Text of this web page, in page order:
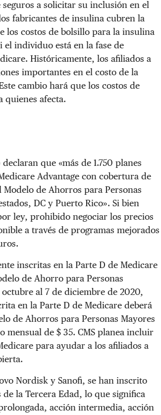
a solicitar su inclusión en el
fabricantes de insulina cubren la
los costos de bolsillo para la insulina
individuo está en la fase de
Históricamente, los afiliados a
importantes en el costo de la
cambio hará que los costos de
quienes afecta.
que «más de 1.750 planes
Advantage con cobertura de
de Ahorros para Personas
DC y Puerto Rico». Si bien
ley, prohibido negociar los precios
a través de programas mejorados
inscritas en la Parte D de Medicare
de Ahorro para Personas
al 7 de diciembre de 2020,
en la Parte D de Medicare deberá
de Ahorros para Personas Mayores
mensual de $ 35. CMS planea incluir
para ayudar a los afiliados a
Nordisk y Sanofi, se han inscrito
la Tercera Edad, lo que significa
acción intermedia, acción